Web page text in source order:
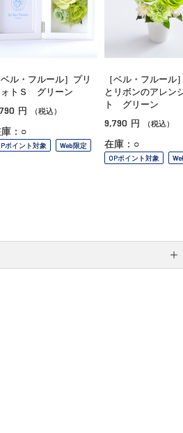
ベル・フルール］プリ
ォトＳ グリーン
円 （税込）
：○
ポイント対象 Web限定
［ベル・フルール
とリボンのアレン
ト グリーン
9,790 円 （税込）
在庫：○
OPポイント対象